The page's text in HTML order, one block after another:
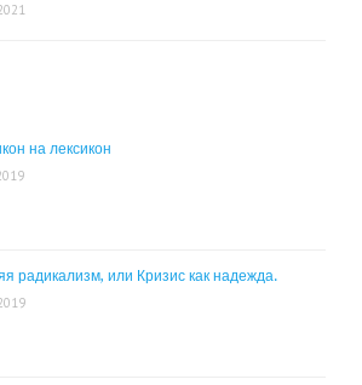
на лексикон
радикализм, или Кризис как надежда.